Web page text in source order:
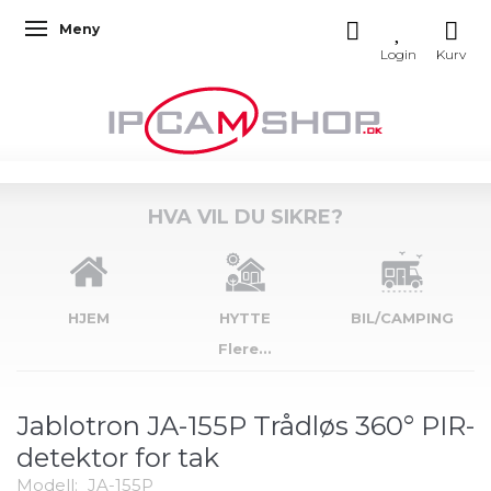
Veksle navigasjon
Meny
HVA VIL DU SIKRE?
HJEM HYTTE
BIL/CAMPING
Flere...
Jablotron JA-155P Trådløs 360° PIR-
detektor for tak
Modell: JA-155P